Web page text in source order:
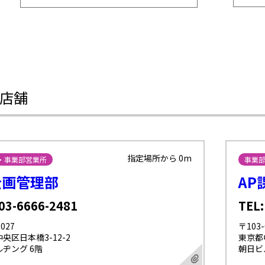
舗
事業部営業所 指定場所から 0m
管理部
6666-2481
央区日本橋3-12-2
ヂング 6階
事業
AP
〒
東京
朝日